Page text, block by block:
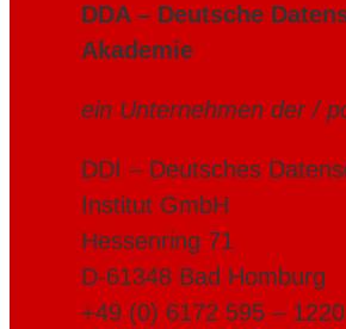
DDA – Deutsche
Akademie
ein Unternehmen der /
DDI – Deutsches
Institut GmbH
Hessenring 71
D-61348 Bad Homburg
+49 (0) 6172 595 – 1220